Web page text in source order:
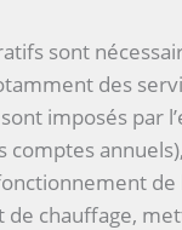
sont
des
imposés par
comptes
de
chauffage,